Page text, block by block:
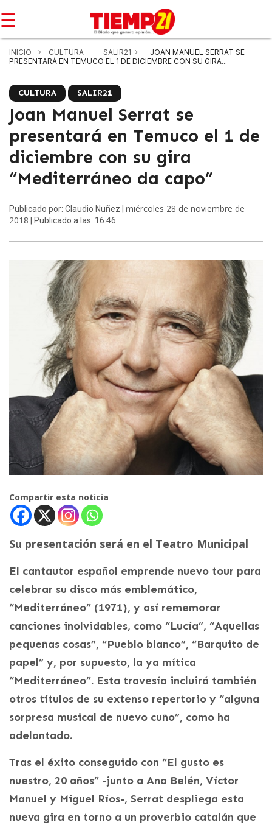
☰
INICIO CULTURA SALIR21
JOAN MANUEL SERRAT SE
PRESENTARÁ EN TEMUCO EL 1 DE DICIEMBRE CON SU GIRA...
CULTURA SALIR21
Joan Manuel Serrat se
presentará en Temuco el 1 de
diciembre con su gira
“Mediterráneo da capo”
Publicado por: Claudio Nuñez | miércoles 28 de noviembre de
2018 | Publicado a las: 16:46
Compartir esta noticia
Su presentación será en el Teatro Municipal
El cantautor español emprende nuevo tour para
celebrar su disco más emblemático,
“Mediterráneo” (1971), y así rememorar
canciones inolvidables, como “Lucía”, “Aquellas
pequeñas cosas”, “Pueblo blanco”, “Barquito de
papel” y, por supuesto, la ya mítica
“Mediterráneo”. Esta travesía incluirá también
otros títulos de su extenso repertorio y “alguna
sorpresa musical de nuevo cuño”, como ha
adelantado.
Tras el éxito conseguido con “El gusto es
nuestro, 20 años” -junto a Ana Belén, Víctor
Manuel y Miguel Ríos-, Serrat despliega esta
nueva gira en torno a un proverbio catalán que